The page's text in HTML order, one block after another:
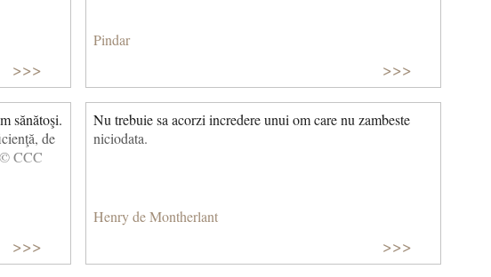
>>>
Pindar
>>>
sănătoşi.
de
CCC
>>>
Nu trebuie sa acorzi incredere unui om care nu zambeste
niciodata.
Henry de Montherlant
>>>